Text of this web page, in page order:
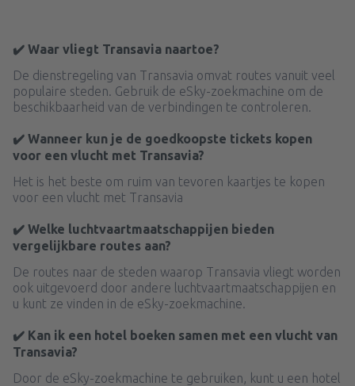
✔️ Waar vliegt Transavia naartoe?
De dienstregeling van Transavia omvat routes vanuit veel
populaire steden. Gebruik de eSky-zoekmachine om de
beschikbaarheid van de verbindingen te controleren.
✔️ Wanneer kun je de goedkoopste tickets kopen
voor een vlucht met Transavia?
Het is het beste om ruim van tevoren kaartjes te kopen
voor een vlucht met Transavia
✔️ Welke luchtvaartmaatschappijen bieden
vergelijkbare routes aan?
De routes naar de steden waarop Transavia vliegt worden
ook uitgevoerd door andere luchtvaartmaatschappijen en
u kunt ze vinden in de eSky-zoekmachine.
✔️ Kan ik een hotel boeken samen met een vlucht van
Transavia?
Door de eSky-zoekmachine te gebruiken, kunt u een hotel